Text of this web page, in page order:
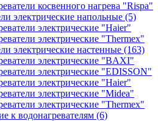
косвенного нагрева "Rispa"
электрические напольные (5)
электрические "Haier"
электрические "Thermex"
электрические настенные (163)
электрические "BAXI"
электрические "EDISSON"
электрические "Haier"
электрические "Midea"
электрические "Thermex"
к водонагревателям (6)